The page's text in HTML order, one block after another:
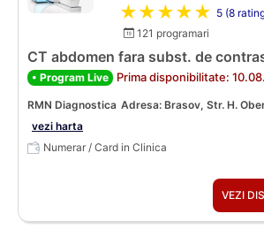
★★★★★ 5 (8
121 programari
CT abdomen fara subst. de
• Program Live Prima disponibilitate:
RMN Diagnostica Adresa: Brasov, Str. H.
vezi harta
Numerar / Card in Clinica
VEZI